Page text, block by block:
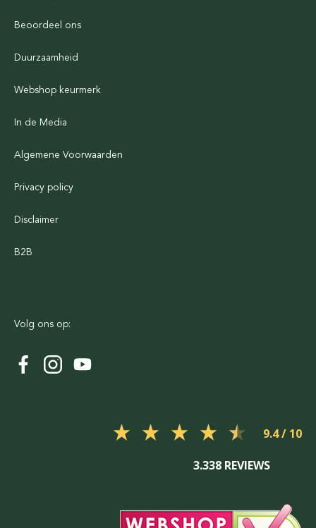
Beoordeel ons
Duurzaamheid
Webshop keurmerk
In de Media
Algemene Voorwaarden
Privacy policy
Disclaimer
B2B
Volg ons op:
9.4
3.338 REVIEWS